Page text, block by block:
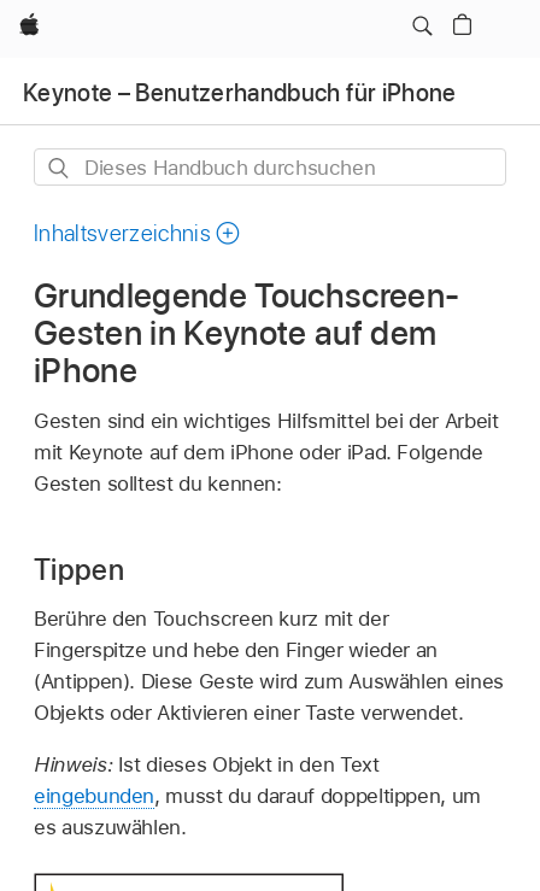
Apple
Keynote – Benutzerhandbuch für iPhone
Dieses
durchsuchen
Inhaltsverzeichnis
Grundlegende Touchscreen-
Gesten in Keynote auf dem
iPhone
Gesten sind ein wichtiges Hilfsmittel bei der Arbeit
mit Keynote auf dem iPhone oder iPad. Folgende
Gesten solltest du kennen:
Tippen
Berühre den Touchscreen kurz mit der
Fingerspitze und hebe den Finger wieder an
(Antippen). Diese Geste wird zum Auswählen eines
Objekts oder Aktivieren einer Taste verwendet.
Hinweis: Ist dieses Objekt in den Text
eingebunden, musst du darauf doppeltippen, um
es auszuwählen.